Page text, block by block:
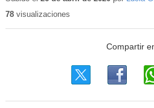
78visualizaciones